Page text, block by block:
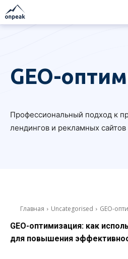
GEO-
Профессиональный подход к
лендингов и рекламных сайтов
Главная Uncategorised GEO-
GEO-оптимизация: как
для повышения